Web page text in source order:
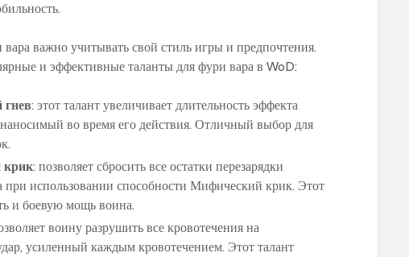
важно учитывать свой стиль игры и предпочтения.
и эффективные таланты для фури вара в WoD:
: этот талант увеличивает длительность эффекта
во время его действия. Отличный выбор для
крик: позволяет сбросить все остатки перезарядки
при использовании способности Мифический крик. Этот
и боевую мощь воина.
воину разрушить все кровотечения на
усиленный каждым кровотечением. Этот талант